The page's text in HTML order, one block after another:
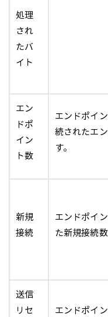
処理
され
たバ
イト
エン
ドポ
イン
ト数
エンドポイ
続されたエ
す。
新規
接続
エンドポイ
た新規接続数
送信
リセ
エンドポイ